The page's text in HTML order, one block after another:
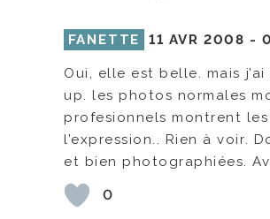
FANETTE 11 AVR 2008 -
Oui, elle est belle. mais
up. les photos normales
profesionnels montrent
l’expression.. Rien à voir.
et bien photographiées.
0